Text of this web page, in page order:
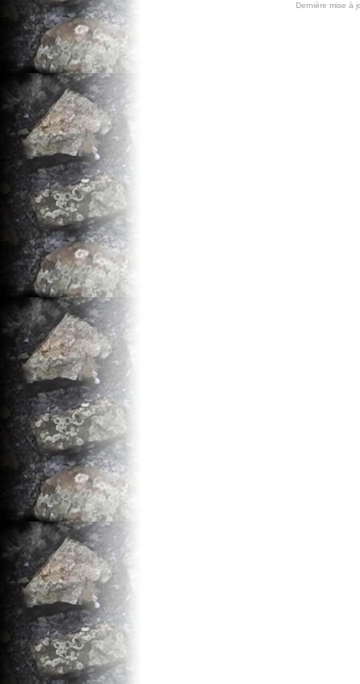
Dernière mise à